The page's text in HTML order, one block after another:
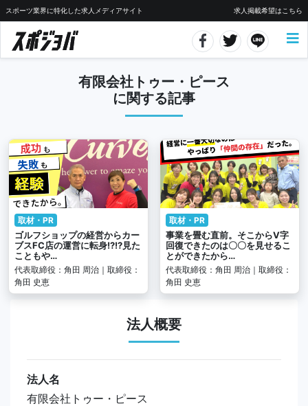
スポーツ業界に特化した求人メディアサイト 求人掲載希望はこちら
有限会社トゥー・ピース
に関する記事
取材・PR
ゴルフショップの経営からカー
ブスFC店の運営に転身!?!?見た
こともや…
代表取締役：角田 周治｜取締役：
角田 史恵
取材・PR
事業を畳む直前。そこからV字
回復できたのは〇〇を見せるこ
とができたから…
代表取締役：角田 周治｜取締役：
角田 史恵
法人概要
法人名
有限会社トゥー・ピース